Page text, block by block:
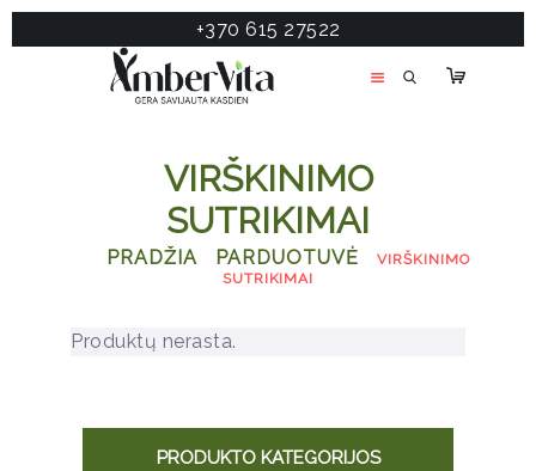
+370 615 27522
VIRŠKINIMO
SUTRIKIMAI
PRADŽIA PARDUOTUVĖ
VIRŠKINIMO
SUTRIKIMAI
PASLAUGOS
PRODUKTAI
APIE MANE
KONTAKTAI
Produktų nerasta.
PRODUKTO KATEGORIJOS